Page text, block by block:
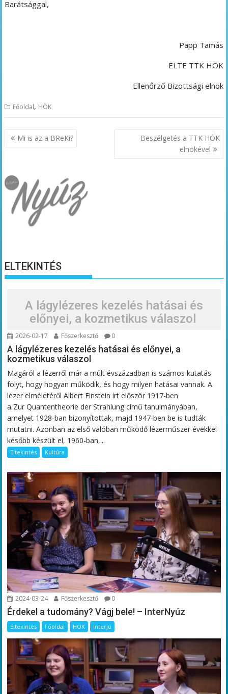
Barátsággal,
Papp Tamás
ELTE TTK HÖK
Ellenőrző Bizottsági elnök
Főoldal, HÖK
Bejegyzés
navigáció
Mi is az a BReKi?
Beszélgetés a TTK HÖK
elnökével
ELTEKINTÉS
A lágylézeres kezelés hatásai és
előnyei, a kozmetikus válaszol
2026-02-17 Főszerkesztő 0
A lágylézeres kezelés hatásai és előnyei, a
kozmetikus válaszol
Magáról a lézerről már a múlt évszázadban is számos kutatás
folyt, hogy hogyan működik, és hogy milyen hatásai vannak. A
lézer elméletéről Albert Einstein írt először 1917-ben
a Zur Quantentheorie der Strahlung című tanulmányában,
amelyet 1928-ban bizonyítottak, majd 1947-ben be is tudták
mutatni. Azonban az első valóban működő lézerműszer évekkel
később készült el, 1960-ban,...
Eltekintés Kultúra
2024-03-24 Főszerkesztő 0
Érdekel a tudomány? Vágj bele! – InterNyúz
Eltekintés Főoldal HÖK Interjú